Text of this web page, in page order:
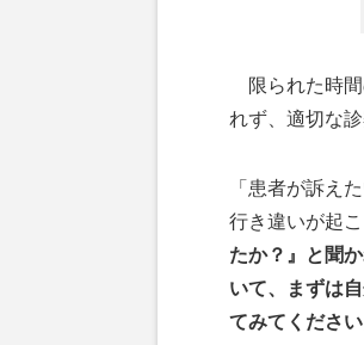
限られた時間
れず、適切な
「患者が訴え
行き違いが起
たか？』と聞
いて、まずは
てみてください